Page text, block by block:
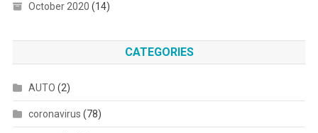
October 2020 (14)
CATEGORIES
AUTO (2)
coronavirus (78)